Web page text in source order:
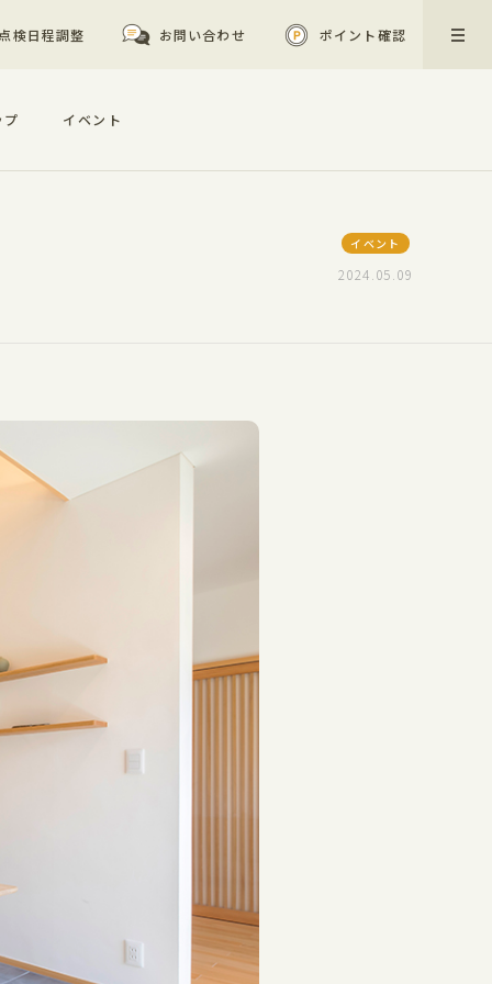
検日程調整 お問い合わせ ポイント確認
プ イベント
イベント
2024.05.09